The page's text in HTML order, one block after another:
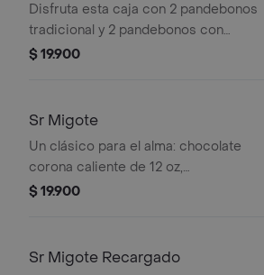
Disfruta esta caja con 2 pandebonos
tradicional y 2 pandebonos con
relleno a elección
$ 19.900
Sr Migote
Un clásico para el alma: chocolate
corona caliente de 12 oz,
acompañado de 3 galletas ducales,
cosa a tu manera
$ 19.900
Sr Migote Recargado